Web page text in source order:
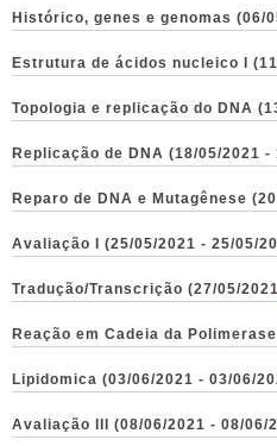
Histórico, genes e genomas (06/
Estrutura de ácidos nucleico I
Topologia e replicação do DNA
Replicação de DNA (18/05/2021 -
Reparo de DNA e Mutagênese
Avaliação I (25/05/2021 - 25/05/
Tradução/Transcrição (27/05/
Reação em Cadeia da
Lipidomica (03/06/2021 - 03/06/
Avaliação III (08/06/2021 - 08/06/